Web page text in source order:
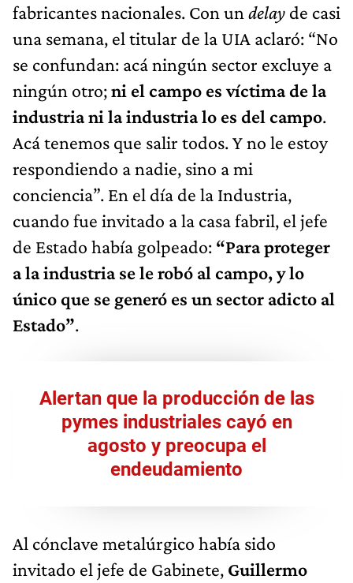
fabricantes nacionales. Con un delay de casi
una semana, el titular de la UIA aclaró: “No
se confundan: acá ningún sector excluye a
ningún otro;ni el campo es víctima de la
industria ni la industria lo es del campo.
Acá tenemos que salir todos. Y no le estoy
respondiendo a nadie, sino a mi
conciencia”. En el día de la Industria,
cuando fue invitado a la casa fabril, el jefe
de Estado había golpeado: “Para proteger
a la industria se le robó al campo, y lo
único que se generó es un sector adicto al
Estado”.
Alertan que la producción de las
pymes industriales cayó en
agosto y preocupa el
endeudamiento
Al cónclave metalúrgico había sido
invitado el jefe de Gabinete, Guillermo